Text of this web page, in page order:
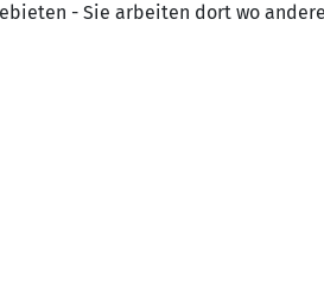
- Sie arbeiten dort wo